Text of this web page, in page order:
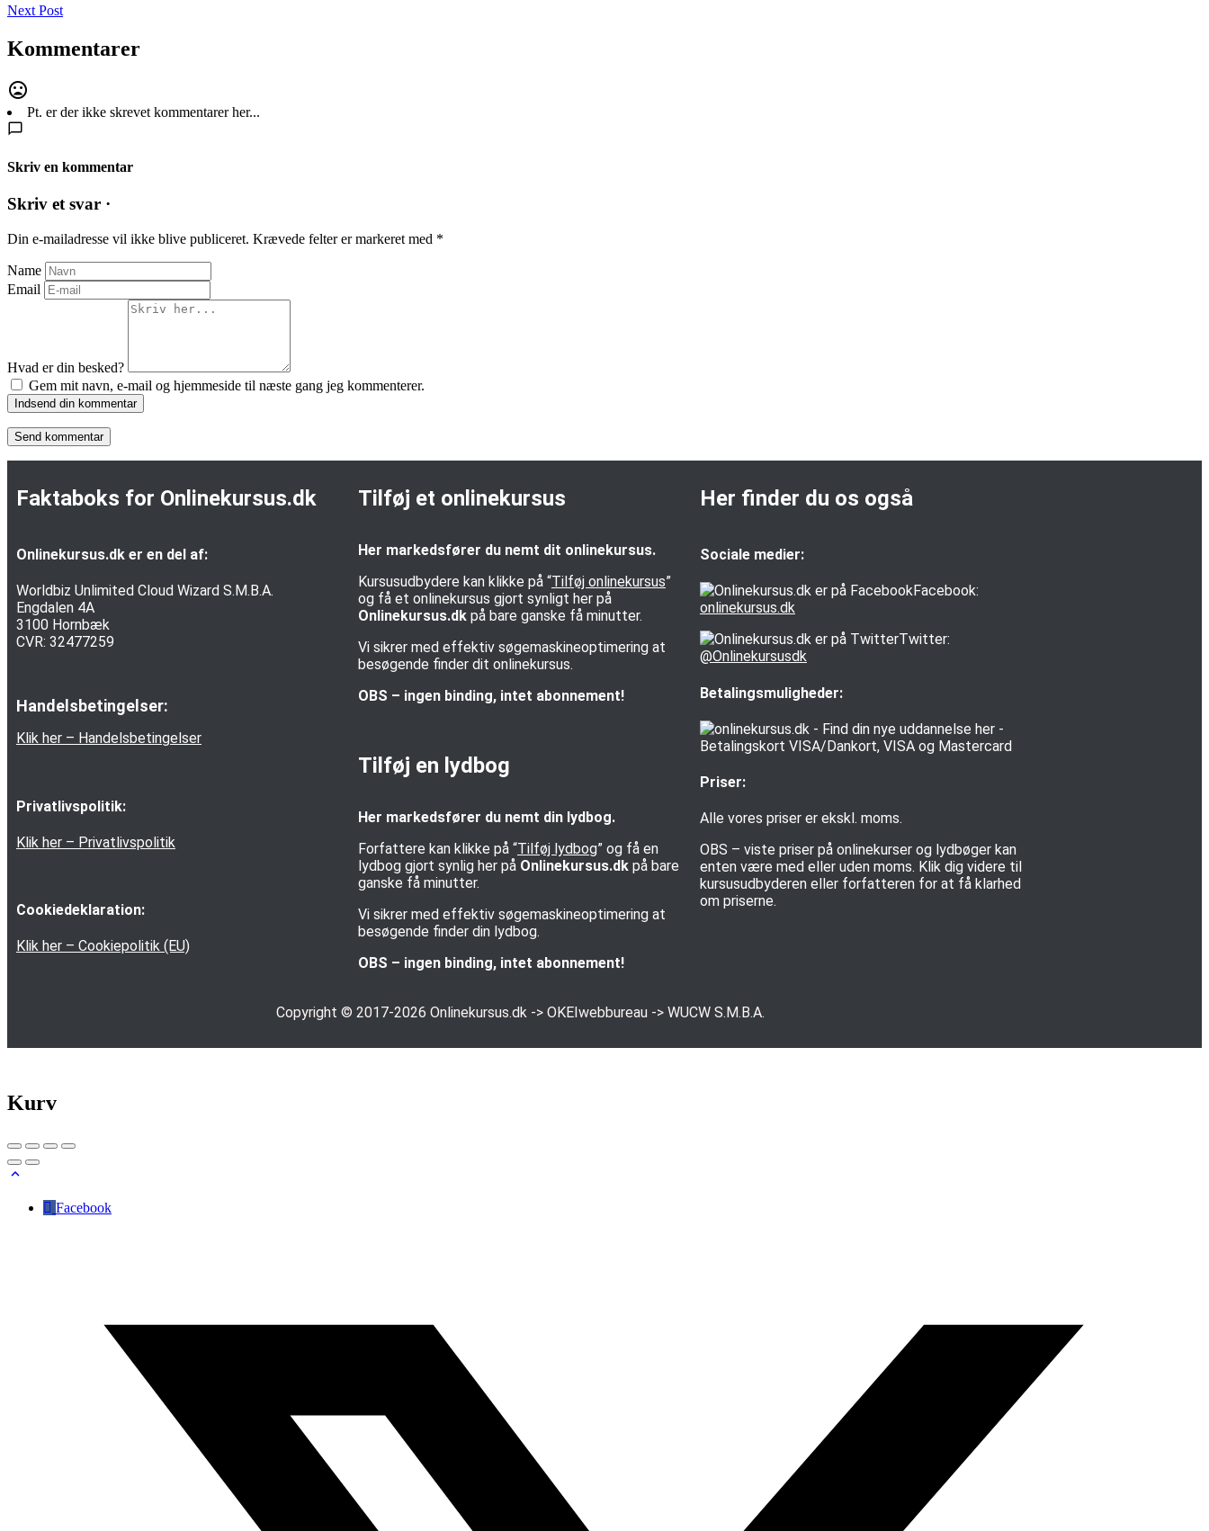
Next Post
Kommentarer
Pt. er der ikke skrevet kommentarer her...
Skriv en kommentar
Skriv et svar ·
Din e-mailadresse vil ikke blive publiceret. Krævede felter er markeret med *
Name
Email
Hvad er din besked?
Gem mit navn, e-mail og hjemmeside til næste gang jeg kommenterer.
Indsend din kommentar
Faktaboks for Onlinekursus.dk
Onlinekursus.dk er en del af:
Worldbiz Unlimited Cloud Wizard S.M.B.A.
Engdalen 4A
3100 Hornbæk
CVR: 32477259
Handelsbetingelser:
Klik her – Handelsbetingelser
Privatlivspolitik:
Klik her – Privatlivspolitik
Cookiedeklaration:
Klik her – Cookiepolitik (EU)
Tilføj et onlinekursus
Her markedsfører du nemt dit onlinekursus.
Kursusudbydere kan klikke på “Tilføj onlinekursus”
og få et onlinekursus gjort synligt her på
Onlinekursus.dkpå bare ganske få minutter.
Vi sikrer med effektiv søgemaskineoptimering at
besøgende finder dit onlinekursus.
OBS – ingen binding, intet abonnement!
Tilføj en lydbog
Her markedsfører du nemt din lydbog.
Forfattere kan klikke på “Tilføj lydbog” og få en
lydbog gjort synlig her på Onlinekursus.dkpå bare
ganske få minutter.
Vi sikrer med effektiv søgemaskineoptimering at
besøgende finder din lydbog.
OBS – ingen binding, intet abonnement!
Her finder du os også
Sociale medier:
Facebook:
onlinekursus.dk
Twitter:
@Onlinekursusdk
Betalingsmuligheder:
Priser:
Alle vores priser er ekskl. moms.
OBS – viste priser på onlinekurser og lydbøger kan
enten være med eller uden moms. Klik dig videre til
kursusudbyderen eller forfatteren for at få klarhed
om priserne.
Copyright © 2017-2026 Onlinekursus.dk -> OKEIwebbureau-> WUCW S.M.B.A.
Kurv
Facebook